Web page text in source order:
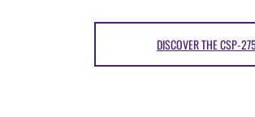
DISCOVER THE CSP-